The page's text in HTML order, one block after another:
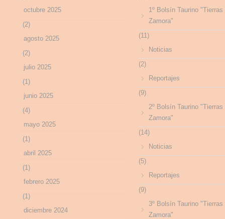
octubre 2025
(2)
agosto 2025
(2)
julio 2025
(1)
junio 2025
(4)
mayo 2025
(1)
abril 2025
(1)
febrero 2025
(1)
diciembre 2024
1º Bolsín Taurino "Tierras
Zamora"
(11)
Noticias
(2)
Reportajes
(9)
2º Bolsín Taurino "Tierras
Zamora"
(14)
Noticias
(5)
Reportajes
(9)
3º Bolsín Taurino "Tierras
Zamora"